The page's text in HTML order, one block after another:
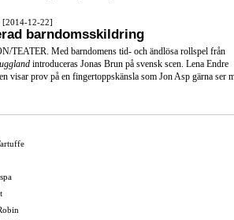
[2014-12-22]
barndomsskildring
TEATER. Med barndomens tid- och ändlösa rollspel från
introduceras Jonas Brun på svensk scen. Lena Endre
visar prov på en fingertoppskänsla som Jon Asp gärna ser